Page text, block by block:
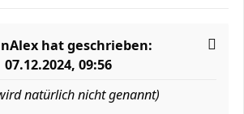
hat geschrieben:
07.12.2024, 09:56
natürlich nicht genannt)